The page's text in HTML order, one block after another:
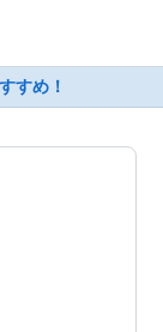
すめ！